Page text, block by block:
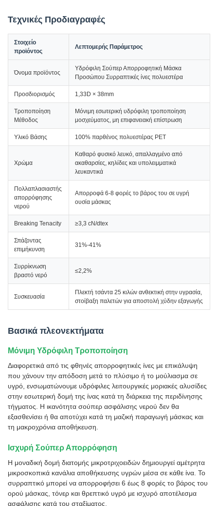
Τεχνικές Προδιαγραφές
Στοιχείο
προϊόντος
Λεπτομερής Παράμετρος
Όνομα προϊόντος
Υδρόφιλη Σούπερ Απορροφητική Μάσκα
Προσώπου Συρραπτικές ίνες πολυεστέρα
Προσδιορισμός 1,33D × 38mm
Τροποποίηση
Μέθοδος
Μόνιμη εσωτερική υδρόφιλη τροποποίηση
μοσχεύματος, μη επιφανειακή επίστρωση
Υλικό Βάσης 100% παρθένος πολυεστέρας PET
Χρώμα
Καθαρό φυσικό λευκό, απαλλαγμένο από
ακαθαρσίες, κηλίδες και υπολειμματικά
λευκαντικά
Πολλαπλασιαστής
απορρόφησης
νερού
Απορροφά 6-8 φορές το βάρος του σε υγρή
ουσία μάσκας
Breaking Tenacity ≥3,3 cN/dtex
Σπάζοντας
επιμήκυνση
31%-41%
Συρρίκνωση
βραστό νερό
≤2,2%
Συσκευασία
Πλεκτή τσάντα 25 κιλών ανθεκτική στην υγρασία,
στοίβαξη παλετών για αποστολή χύδην εξαγωγής
Βασικά πλεονεκτήματα
Μόνιμη Υδρόφιλη Τροποποίηση
Διαφορετικά από τις φθηνές απορροφητικές ίνες με επικάλυψη
που χάνουν την απόδοση μετά το πλύσιμο ή το μούλιασμα σε
υγρό, ενσωματώνουμε υδρόφιλες λειτουργικές μοριακές αλυσίδες
στην εσωτερική δομή της ίνας κατά τη διάρκεια της περιδίνησης
τήγματος. Η ικανότητα σούπερ ασφάλισης νερού δεν θα
εξασθενίσει ή θα αποτύχει κατά τη μαζική παραγωγή μάσκας και
τη μακροχρόνια αποθήκευση.
Ισχυρή Σούπερ Απορρόφηση
Η μοναδική δομή διατομής μικροτριχοειδών δημιουργεί αμέτρητα
μικροσκοπικά κανάλια αποθήκευσης υγρών μέσα σε κάθε ίνα. Το
συρραπτικό μπορεί να απορροφήσει 6 έως 8 φορές το βάρος του
ορού μάσκας, τόνερ και θρεπτικό υγρό με ισχυρό αποτέλεσμα
ασφάλισης κατά του σταξίματος.